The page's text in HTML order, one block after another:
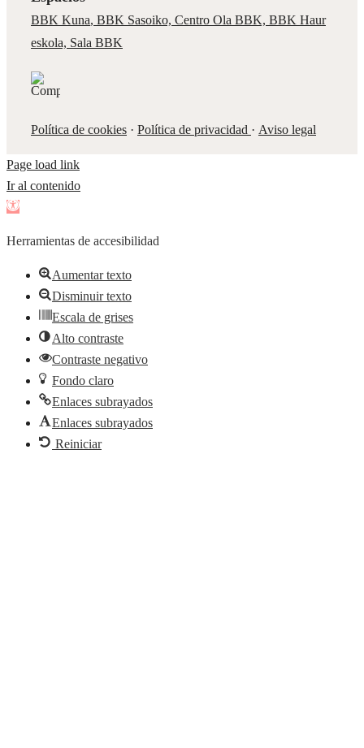
BBK Kuna, BBK Sasoiko, Centro Ola BBK, BBK Haur
eskola, Sala BBK
Política de cookies· Política de privacidad · Aviso legal
Page load link
Ir al contenido
Abrir
de
herramientas
Herramientas de accesibilidad
Aumentar texto
Disminuir texto
Escala de grises
Alto contraste
Contraste negativo
Fondo claro
Enlaces subrayados
Enlaces subrayados
Reiniciar